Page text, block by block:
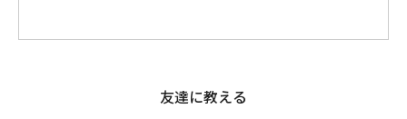
友達に教える